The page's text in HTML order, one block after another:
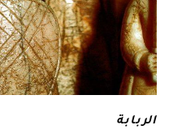
الربابة